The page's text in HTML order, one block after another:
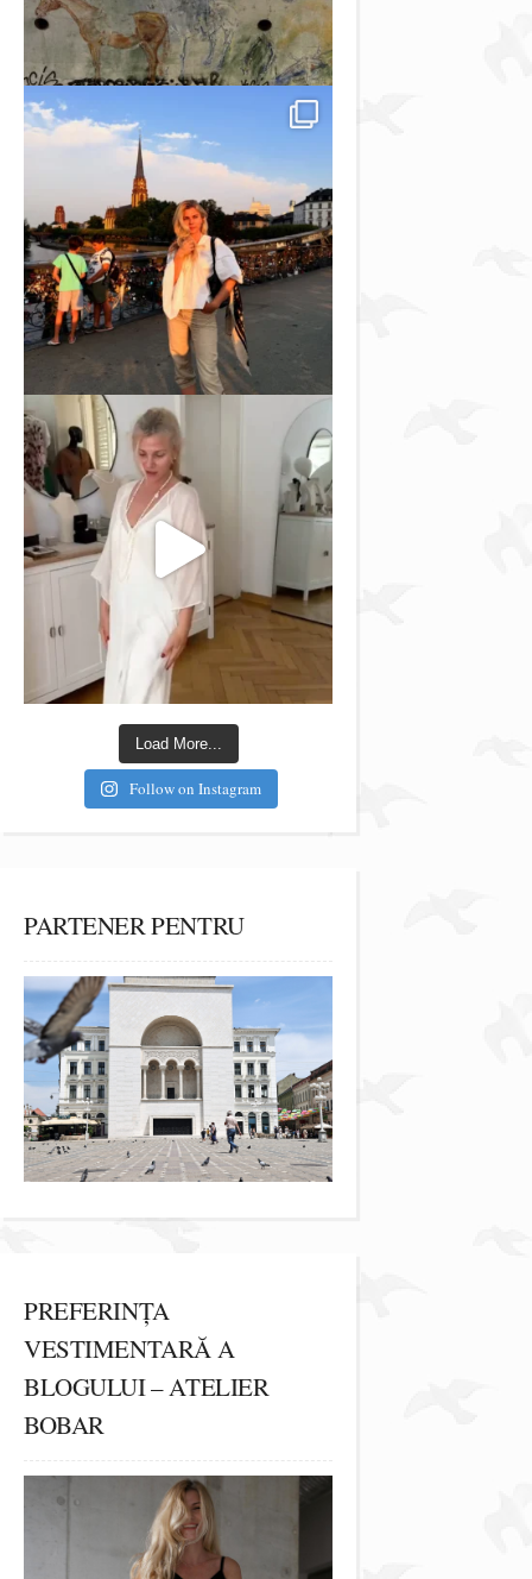
Load More...
Follow on Instagram
PARTENER PENTRU
PREFERINȚA
VESTIMENTARĂ A
BLOGULUI – ATELIER
BOBAR